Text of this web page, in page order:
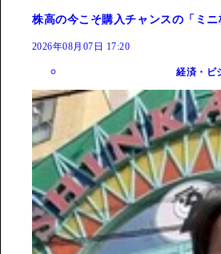
株高の今こそ購入チャンスの「ミ
2026年08月07日 17:20
経済・ビ